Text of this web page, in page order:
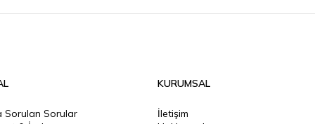
Sorulan Sorular
KURUMSAL
İletişim